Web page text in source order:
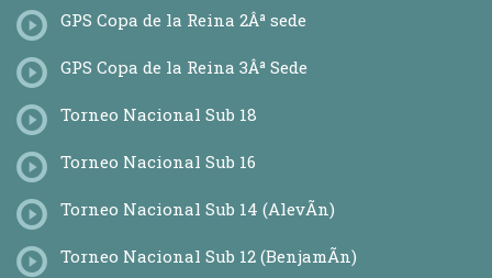
GPS Copa de la Reina 2Âª sede
GPS Copa de la Reina 3Âª Sede
Torneo Nacional Sub 18
Torneo Nacional Sub 16
Torneo Nacional Sub 14 (AlevÃ­n)
Torneo Nacional Sub 12 (BenjamÃ­n)